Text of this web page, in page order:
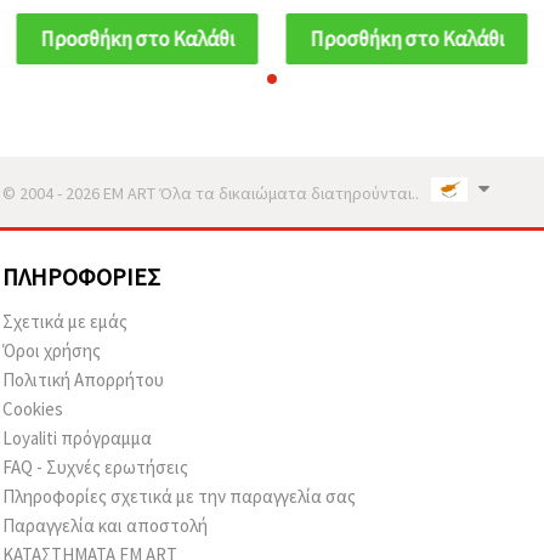
Προσθήκη στο Καλάθι Προσθήκη στο Καλάθι
© 2004 - 2026 EM ART Όλα τα δικαιώματα διατηρούνται..
ΠΛΗΡΟΦΟΡΊΕΣ
Σχετικά με εμάς
Όροι χρήσης
Πολιτική Απορρήτου
Cookies
Loyaliti πρόγραμμα
FAQ - Συχνές ερωτήσεις
Πληροφορίες σχετικά με την παραγγελία σας
Παραγγελία και αποστολή
ΚΑΤΑΣΤΗΜΑΤΑ EM ART